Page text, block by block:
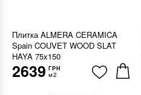
Плитка ALMERA CERAMICA
Spain COUVET WOOD SLAT
HAYA 75x150
2639 ГРН
м2